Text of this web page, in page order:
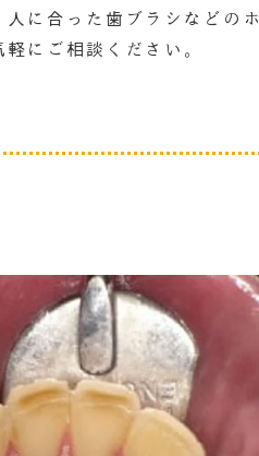
に合った歯ブラシなどのホ
にご相談ください。